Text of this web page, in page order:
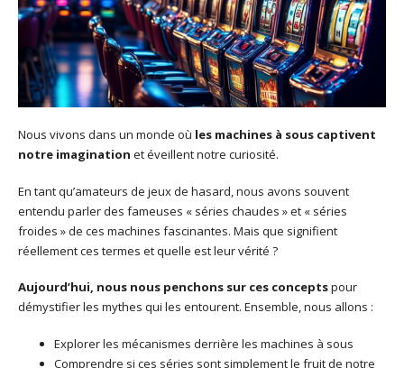
Nous vivons dans un monde où les machines à sous captivent
notre imagination et éveillent notre curiosité.
En tant qu’amateurs de jeux de hasard, nous avons souvent
entendu parler des fameuses « séries chaudes » et « séries
froides » de ces machines fascinantes. Mais que signifient
réellement ces termes et quelle est leur vérité ?
Aujourd’hui, nous nous penchons sur ces conceptspour
démystifier les mythes qui les entourent. Ensemble, nous allons :
Explorer les mécanismes derrière les machines à sous
Comprendre si ces séries sont simplement le fruit de notre